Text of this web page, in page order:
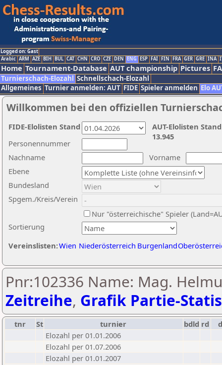
Logged on: Gast
Arabic ARM AZE BIH BUL CAT CHN CRO CZE DEN ENG ESP FAI FIN FRA GER GRE INA
Home Tournament-Database AUT championship Pictures
Turnierschach-Elozahl Schnellschach-Elozahl
Allgemeines Turnier anmelden: AUT FIDE Spieler anmelden Elo
Willkommen bei den offiziellen
Nachname
Vorname
Ebene
Sortierung
Personennummer
Bundesland
Spgem./Kreis/Verein
Nur "österreichische" Spieler
Vereinslisten:Wien Niederösterreich Burgenland
AUT-Elolisten
13.945
FIDE-Elolisten Stand
Pnr:102336 Name: Mag.
Zeitreihe, Grafik Partie-
tnr St turnier bdld rd
Elozahl per 01.01.2006
Elozahl per 01.07.2006
Elozahl per 01.01.2007